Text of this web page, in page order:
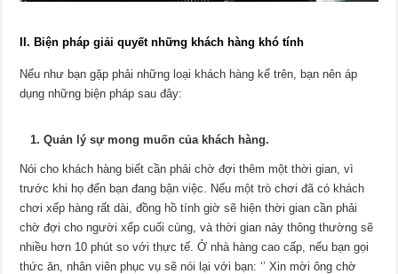
II. Biện pháp giải quyết những khách hàng khó tính
Nếu như bạn gặp phải những loại khách hàng kể trên, bạn nên áp
dụng những biện pháp sau đây:
1. Quản lý sự mong muốn của khách hàng.
Nói cho khách hàng biết cần phải chờ đợi thêm một thời gian, vì
trước khi họ đến bạn đang bận việc. Nếu một trò chơi đã có khách
chơi xếp hàng rất dài, đồng hồ tính giờ sẽ hiện thời gian cần phải
chờ đợi cho người xếp cuối cùng, và thời gian này thông thường sẽ
nhiều hơn 10 phút so với thực tế. Ở nhà hàng cao cấp, nếu bạn gọi
thức ăn, nhân viên phục vụ sẽ nói lại với bạn: ‘’ Xin mời ông chờ